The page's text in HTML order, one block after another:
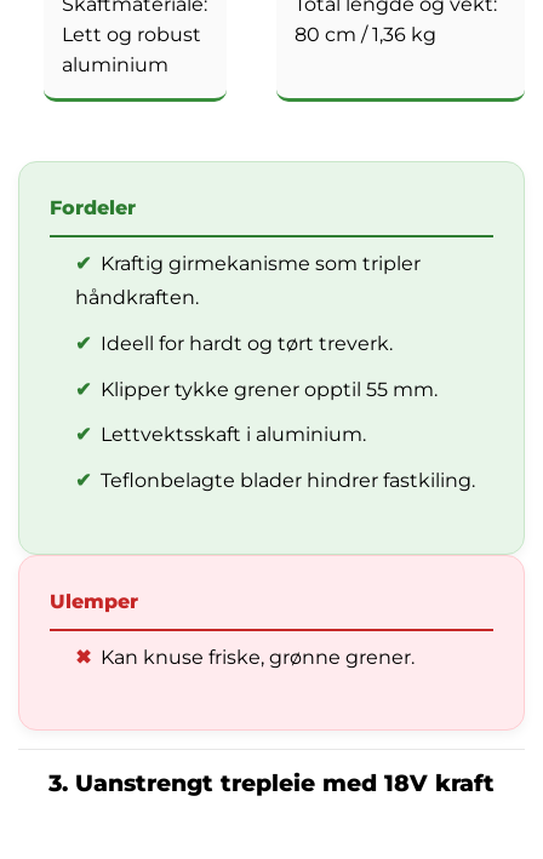
Lett og robust
aluminium
80 cm / 1,36 kg
Fordeler
✔ Kraftig girmekanisme som tripler
håndkraften.
✔ Ideell for hardt og tørt treverk.
✔ Klipper tykke grener opptil 55 mm.
✔ Lettvektsskaft i aluminium.
✔ Teflonbelagte blader hindrer fastkiling.
Ulemper
✖ Kan knuse friske, grønne grener.
3. Uanstrengt trepleie med 18V kraft